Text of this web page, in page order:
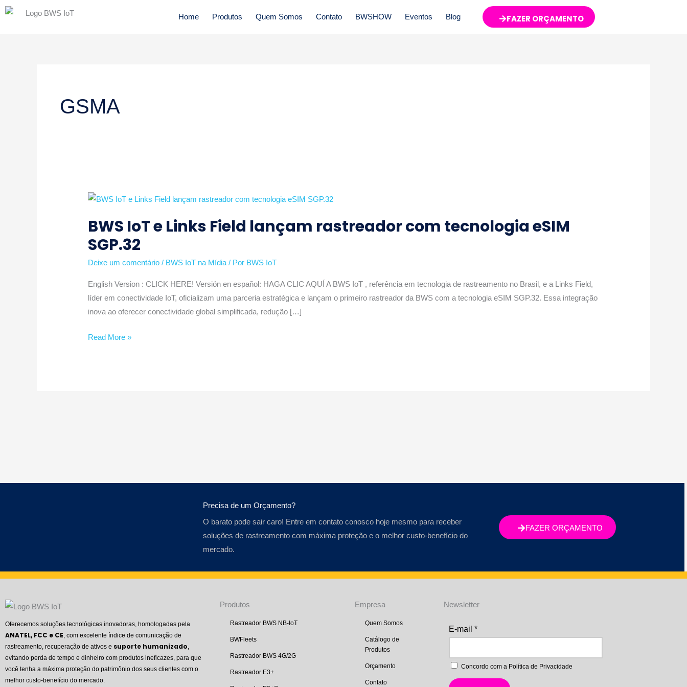
Home Produtos Quem Somos Contato BWSHOW Eventos Blog FAZER ORÇAMENTO
GSMA
BWS IoT e Links Field lançam rastreador com tecnologia eSIM
SGP.32
Deixe um comentário / BWS IoT na Mídia / Por BWS IoT
English Version : CLICK HERE! Versión en español: HAGA CLIC AQUÍ A BWS IoT , referência em tecnologia de rastreamento no Brasil, e a Links Field,
líder em conectividade IoT, oficializam uma parceria estratégica e lançam o primeiro rastreador da BWS com a tecnologia eSIM SGP.32. Essa integração
inova ao oferecer conectividade global simplificada, redução […]
BWS
e
Links
Field
lançam
rastreador
com
tecnologia
SGP.32
Read More »
Precisa de um Orçamento?
O barato pode sair caro! Entre em contato conosco hoje mesmo para receber
soluções de rastreamento com máxima proteção e o melhor custo-benefício do
mercado.
FAZER ORÇAMENTO
Oferecemos soluções tecnológicas inovadoras, homologadas pela
ANATEL, FCC e CE, com excelente índice de comunicação de
rastreamento, recuperação de ativos e suporte humanizado,
evitando perda de tempo e dinheiro com produtos ineficazes, para que
você tenha a máxima proteção do patrimônio dos seus clientes com o
melhor custo-benefício do mercado.
Produtos
Rastreador BWS NB-IoT
BWFleets
Rastreador BWS 4G/2G
Rastreador E3+
Empresa
Quem Somos
Catálogo de
Produtos
Orçamento
Contato
Newsletter